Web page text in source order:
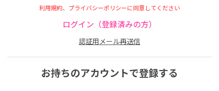
利用規約、プライバシーポリシーに同意してください
ログイン（登録済みの方）
認証用メール再送信
お持ちのアカウントで登録する